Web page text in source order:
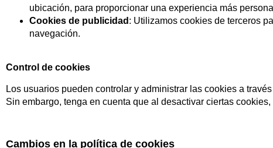
ubicación, para proporcionar una experiencia más
Cookies de publicidad : Utilizamos cookies de terceros
navegación.
Control de cookies
Los usuarios pueden controlar y administrar las cookies a
Sin embargo, tenga en cuenta que al desactivar ciertas
Cambios en la política de cookies